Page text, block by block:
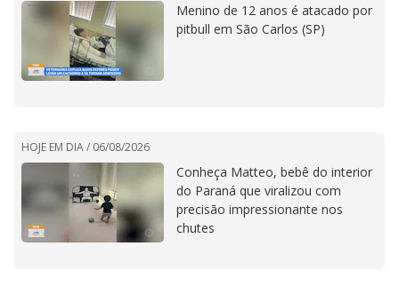
Menino de 12 anos é atacado por
pitbull em São Carlos (SP)
HOJE EM DIA / 06/08/2026
Conheça Matteo, bebê do interior
do Paraná que viralizou com
precisão impressionante nos
chutes